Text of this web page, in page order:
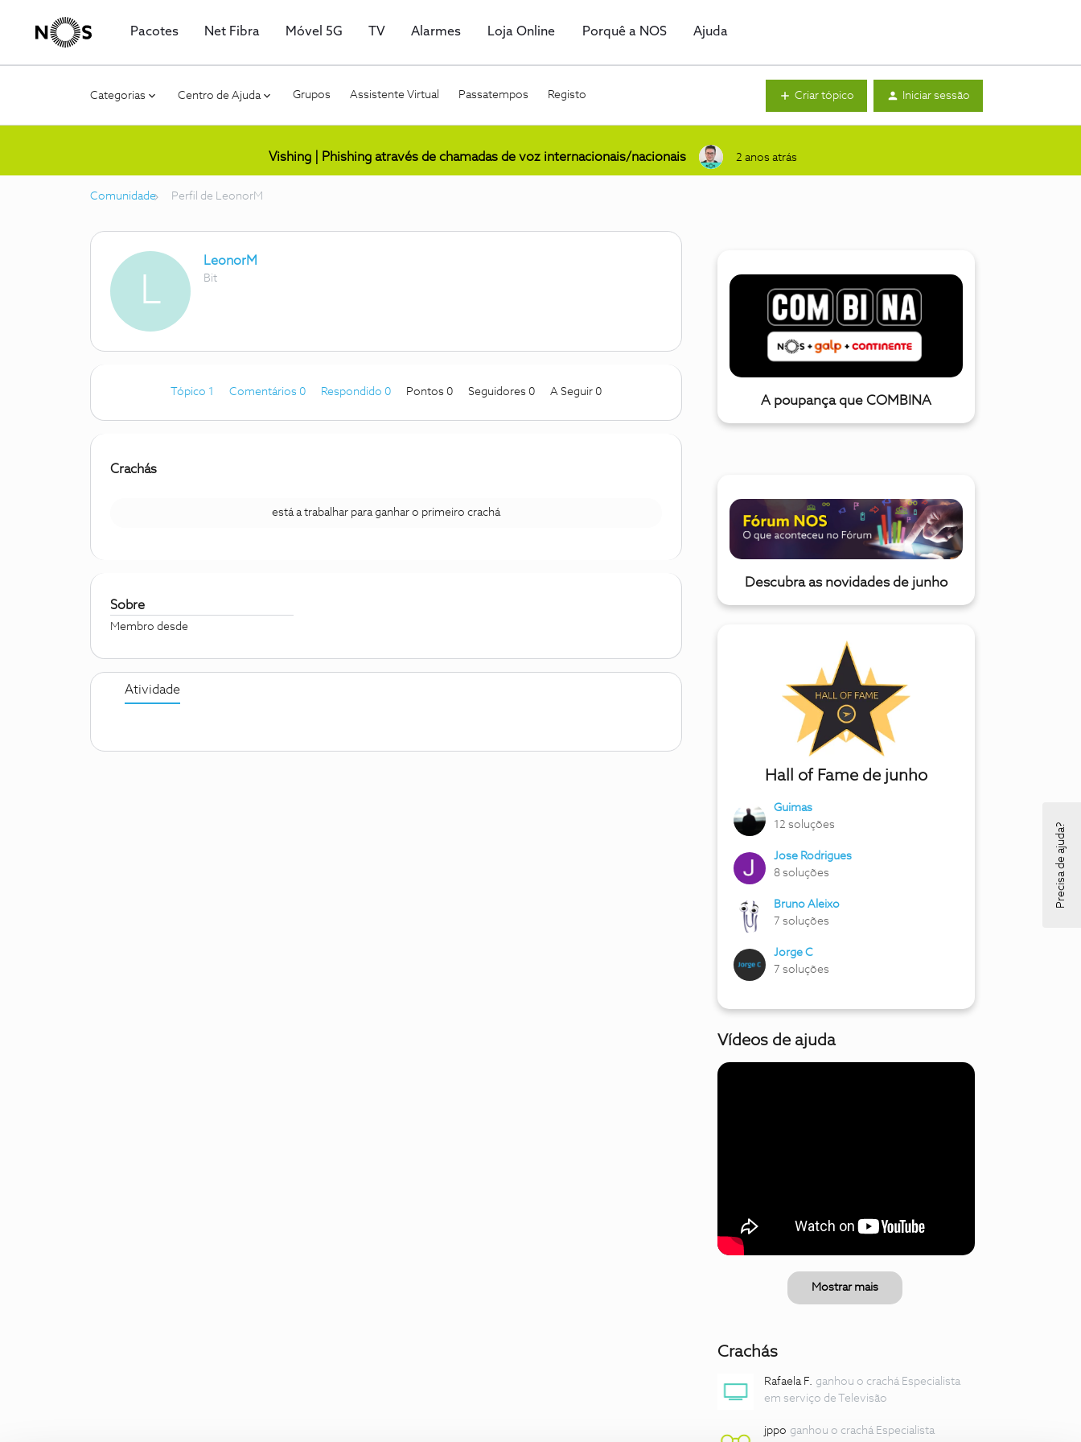
Pacotes Net Fibra Móvel 5G TV Alarmes Loja Online Porquê a NOS Ajuda
Categorias Centro de Ajuda Grupos Assistente Virtual Passatempos Registo Criar tópico Iniciar sessão
Vishing | Phishing através de chamadas de voz internacionais/nacionais 2 anos atrás
Comunidade Perfil de LeonorM
L
LeonorM
Bit
Tópico 1 Comentários 0 Respondido 0 Pontos 0 Seguidores 0 A Seguir 0
Crachás
está a trabalhar para ganhar o primeiro crachá
Sobre
Membro desde
Atividade
A poupança que COMBINA
Descubra as novidades de junho
Hall of Fame de junho
Guimas
12 soluções
Jose Rodrigues
8 soluções
Bruno Aleixo
7 soluções
Jorge C
7 soluções
Vídeos de ajuda
Mostrar mais
Crachás
Rafaela F. ganhou o crachá Especialista
em serviço de Televisão
jppo ganhou o crachá Especialista
Precisa de ajuda?